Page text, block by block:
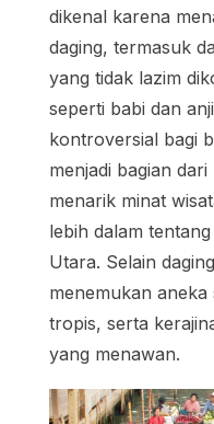
dikenal karena
daging, termasuk
yang tidak lazim
seperti babi dan
kontroversial bagi
menjadi bagian
menarik minat
lebih dalam
Utara. Selain
menemukan
tropis, serta
yang menawan.